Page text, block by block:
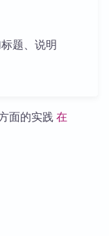
题、说明
面的实践在